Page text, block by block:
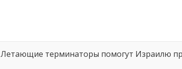
Летающие терминаторы помогут Израилю